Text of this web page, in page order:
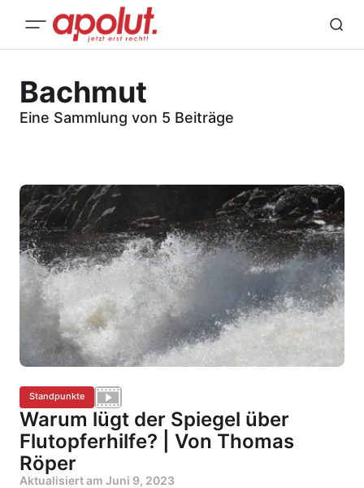
Bachmut
Eine Sammlung von 5 Beiträge
Standpunkte
Warum lügt der Spiegel über
Flutopferhilfe? | Von Thomas
Röper
Aktualisiert am Juni 9, 2023